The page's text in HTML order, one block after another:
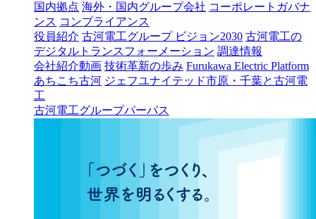
国内拠点 海外・国内グループ会社 コーポレートガバナ
ンス コンプライアンス
役員紹介 古河電工グループ ビジョン2030 古河電工の
デジタルトランスフォーメーション 調達情報
会社紹介動画 技術革新の歩み Furukawa Electric Platform
あちこち古河 ジェフユナイテッド市原・千葉と古河電
工
古河電工グループパーパス